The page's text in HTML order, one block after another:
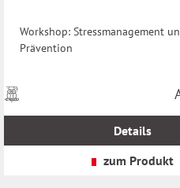
Workshop: Stressmanagement
Prävention
Preise
inkl.
Details
zum Produkt